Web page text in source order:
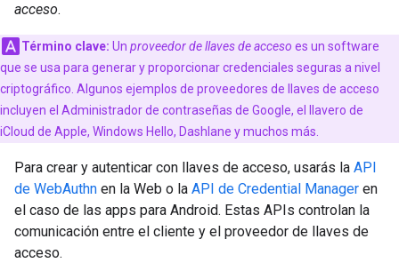
acceso.
Término clave: Un proveedor de llaves de acceso es un software
que se usa para generar y proporcionar credenciales seguras a nivel
criptográfico. Algunos ejemplos de proveedores de llaves de acceso
incluyen el Administrador de contraseñas de Google, el llavero de
iCloud de Apple, Windows Hello, Dashlane y muchos más.
Para crear y autenticar con llaves de acceso, usarás la API
de WebAuthn en la Web o la API de Credential Manager en
el caso de las apps para Android. Estas APIs controlan la
comunicación entre el cliente y el proveedor de llaves de
acceso.